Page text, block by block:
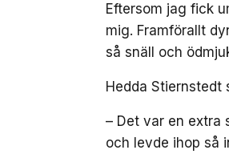
Eftersom jag fick
mig. Framförallt
så snäll och
Hedda Stiernstedt
– Det var en extra
och levde ihop så